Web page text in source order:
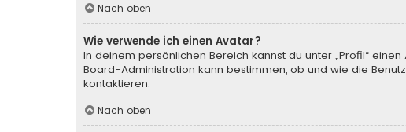
Nach oben
Wie verwende ich einen Avatar?
In deinem persönlichen Bereich kannst du unter „Profil“
Board-Administration kann bestimmen, ob und wie die
kontaktieren.
Nach oben